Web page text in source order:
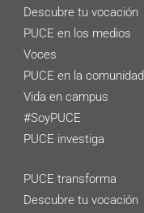
Descubre tu vocación
PUCE en los medios
Voces
PUCE en la comunidad
Vida en campus
#SoyPUCE
PUCE investiga
PUCE transforma
Descubre tu vocación